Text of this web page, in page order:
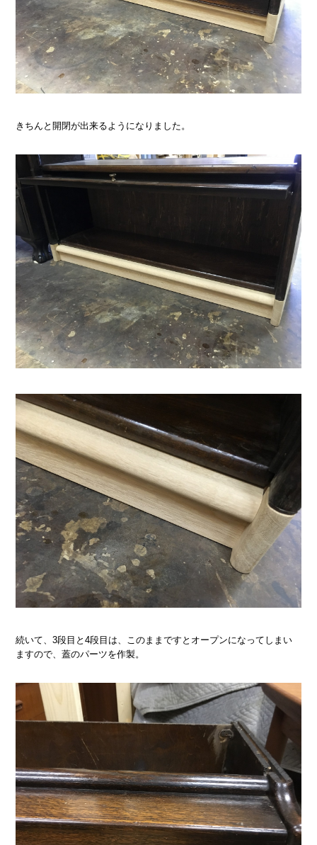
きちんと開閉が出来るようになりました。
続いて、3段目と4段目は、このままですとオープンになってしまい
ますので、蓋のパーツを作製。